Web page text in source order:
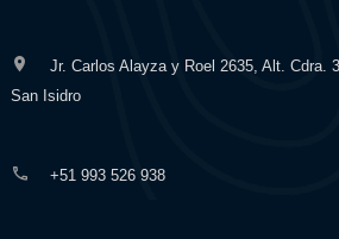
Jr. Carlos Alayza y Roel 2635, Alt. Cdra.
San Isidro
+51 993 526 938